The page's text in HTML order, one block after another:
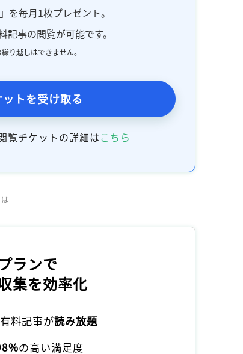
を毎月1枚プレゼント。
事の閲覧が可能です。
り越しはできません。
トを受け取る
覧チケットの詳細はこちら
ランで
集を効率化
料記事が読み放題
の高い満足度
記事をお気に入りに保存するには
ログインが必要です